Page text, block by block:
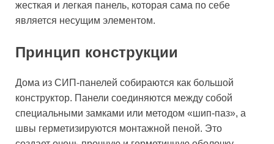
жесткая и легкая панель, которая сама по себе
является несущим элементом.
Принцип конструкции
Дома из СИП-панелей собираются как большой
конструктор. Панели соединяются между собой
специальными замками или методом «шип-паз», а
швы герметизируются монтажной пеной. Это